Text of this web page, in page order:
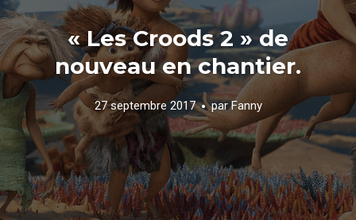
« Les Croods 2 » de
nouveau en chantier.
27 septembre 2017 parFanny